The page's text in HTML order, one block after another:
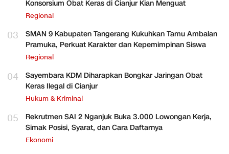
Konsorsium Obat Keras di Cianjur Kian Menguat
Regional
03
SMAN 9 Kabupaten Tangerang Kukuhkan Tamu Ambalan
Pramuka, Perkuat Karakter dan Kepemimpinan Siswa
Regional
04
Sayembara KDM Diharapkan Bongkar Jaringan Obat
Keras Ilegal di Cianjur
Hukum & Kriminal
05
Rekrutmen SAI 2 Nganjuk Buka 3.000 Lowongan Kerja,
Simak Posisi, Syarat, dan Cara Daftarnya
Ekonomi